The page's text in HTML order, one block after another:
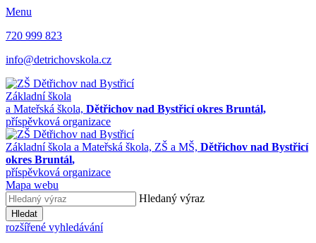
Menu
720 999 823
info@detrichovskola.cz
Základní škola
a Mateřská škola, Dětřichov nad Bystřicí okres Bruntál,
příspěvková organizace
Základní škola a Mateřská škola, ZŠ a MŠ, Dětřichov nad Bystřicí
okres Bruntál,
příspěvková organizace
Mapa webu
Hledaný výraz
Hledat
rozšířené vyhledávání